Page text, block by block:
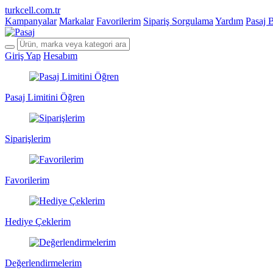
turkcell.com.tr
Kampanyalar Markalar Favorilerim Sipariş Sorgulama Yardım Pasaj
Giriş Yap Hesabım
Pasaj Limitini Öğren
Siparişlerim
Favorilerim
Hediye Çeklerim
Değerlendirmelerim